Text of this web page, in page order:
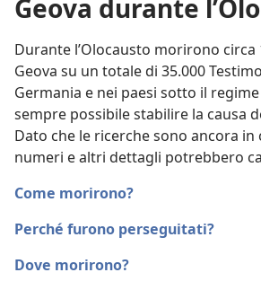
Geova durante
Durante l’Olocausto morirono circa
Geova su un totale di 35.000
Germania e nei paesi sotto il
sempre possibile stabilire la causa
Dato che le ricerche sono ancora
numeri e altri dettagli potrebbero
Come morirono?
Perché furono perseguitati?
Dove morirono?